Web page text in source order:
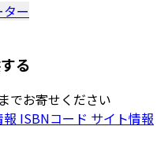
ー
る
でお寄せください
報 ISBNコード サイト情報